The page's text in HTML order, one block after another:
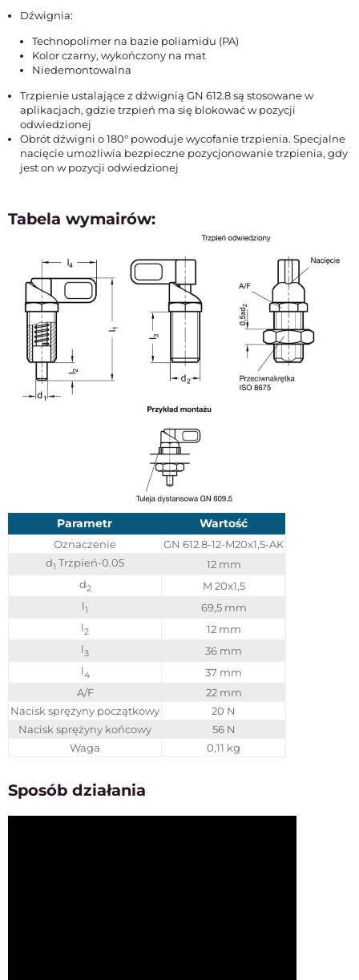
Dźwignia:
Technopolimer na bazie poliamidu (PA)
Kolor czarny, wykończony na mat
Niedemontowalna
Trzpienie ustalające z dźwignią GN 612.8 są stosowane w
aplikacjach, gdzie trzpień ma się blokować w pozycji
odwiedzionej
Obrót dźwigni o 180° powoduje wycofanie trzpienia. Specjalne
nacięcie umożliwia bezpieczne pozycjonowanie trzpienia, gdy
jest on w pozycji odwiedzionej
Tabela wymairów:
Parametr Wartość
Oznaczenie
GN 612.8-12-M20x1,5-AK
d1 Trzpień-0.05
12 mm
d2
M 20x1,5
l1
69,5 mm
l2
12 mm
l3
36 mm
l4
37 mm
A/F
22 mm
Nacisk sprężyny początkowy
20 N
Nacisk sprężyny końcowy
56 N
Waga
0,11 kg
Sposób działania